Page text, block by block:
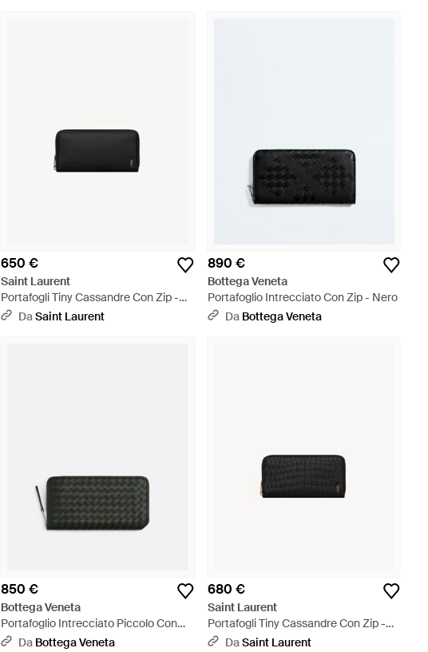
650 €
Saint Laurent
Portafogli Tiny Cassandre Con Zip -
Bianco
DaSaint Laurent
890 €
Bottega Veneta
Portafoglio Intrecciato Con Zip - Nero
Da Bottega Veneta
850 €
Bottega Veneta
Portafoglio Intrecciato Piccolo Con
Zip - Nero
Da Bottega Veneta
680 €
Saint Laurent
Portafogli Tiny Cassandre Con Zip -
Bianco
DaSaint Laurent